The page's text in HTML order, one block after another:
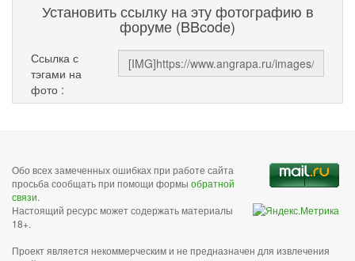
Установить ссылку на эту фотографию в
форуме (BBcode)
Ссылка с
тэгами на
фото :
Обо всех замеченных ошибках при работе сайта
просьба сообщать при помощи формы обратной
связи.
Настоящий ресурс может содержать материалы
18+.
Проект является некоммерческим и не предназначен для извлечения